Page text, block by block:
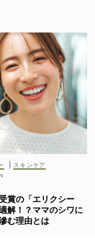
スキンケア
賞の「エリクシー
解！？ママのシワに
む理由とは